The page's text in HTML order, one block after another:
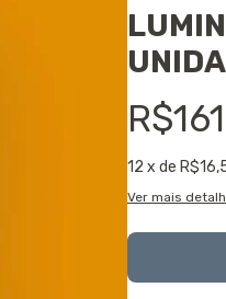
12 x de
Ver mais